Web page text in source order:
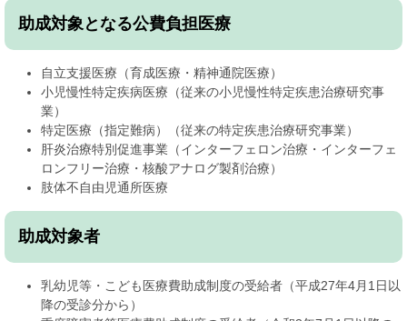
助成対象となる公費負担医療
自立支援医療（育成医療・精神通院医療）
小児慢性特定疾病医療（従来の小児慢性特定疾患治療研究事
業）
特定医療（指定難病）（従来の特定疾患治療研究事業）
肝炎治療特別促進事業（インターフェロン治療・インターフェ
ロンフリー治療・核酸アナログ製剤治療）
肢体不自由児通所医療
助成対象者
乳幼児等・こども医療費助成制度の受給者（平成27年4月1日以
降の受診分から）